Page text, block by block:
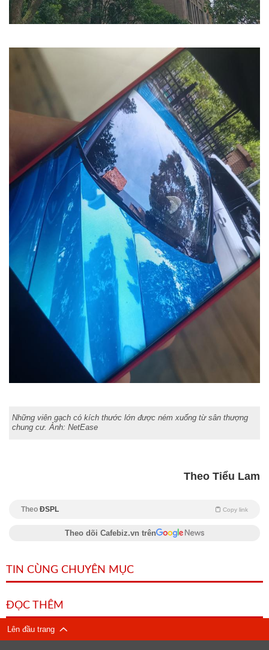
Những viên gạch có kích thước lớn được ném xuống từ sân thượng
chung cư. Ảnh: NetEase
Theo Tiểu Lam
Theo ĐSPL Copy link
Theo dõi Cafebiz.vn trên
TIN CÙNG CHUYÊN MỤC
ĐỌC THÊM
Lên đầu trang